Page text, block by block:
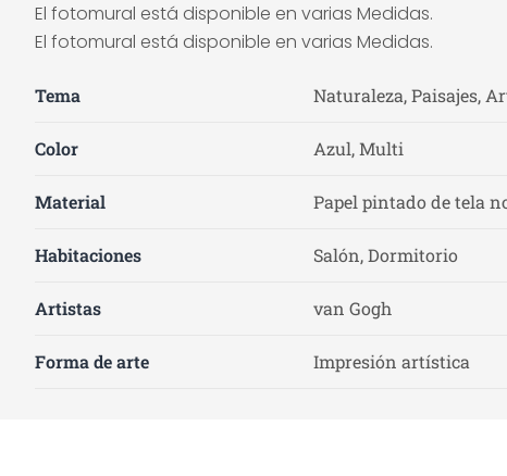
El fotomural está disponible en varias Medidas.
El fotomural está disponible en varias Medidas.
Tema Naturaleza, Paisajes,
Color Azul, Multi
Material Papel pintado de tela
Habitaciones Salón, Dormitorio
Artistas van Gogh
Forma de arte Impresión artística